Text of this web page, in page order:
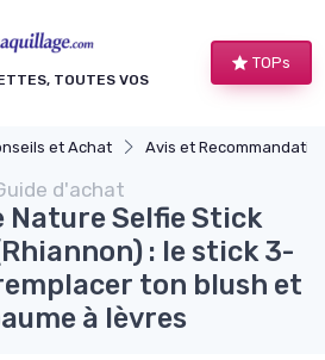
TOUTES VOS
TOPs
et Achat Avis et Recommandations de
d'achat
Nature Selfie Stick
: le stick 3-
ton blush et
à lèvres
cookies